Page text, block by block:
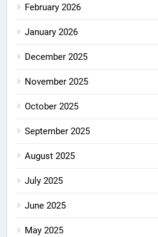
February 2026
January 2026
December 2025
November 2025
October 2025
September 2025
August 2025
July 2025
June 2025
May 2025